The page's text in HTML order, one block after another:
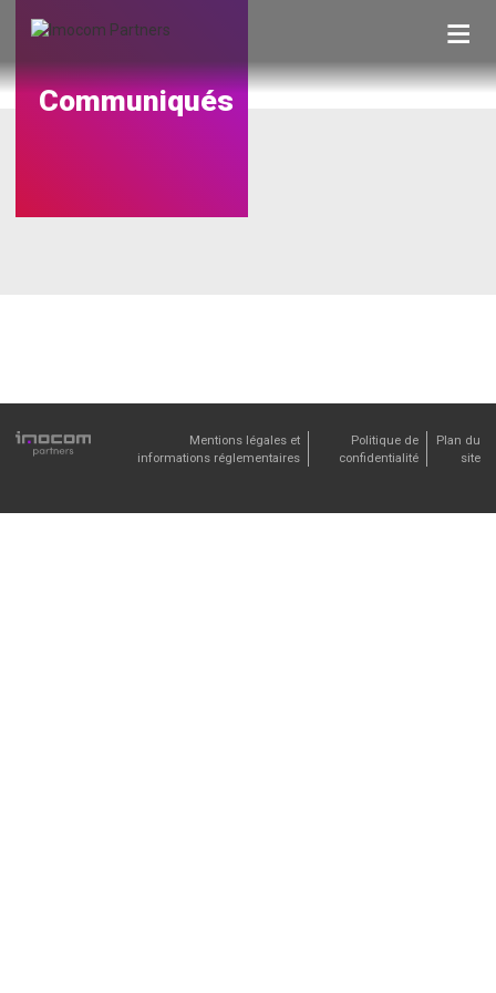
Communiqués
Mentions légales et
informations réglementaires
Politique de
confidentialité
Plan du
site